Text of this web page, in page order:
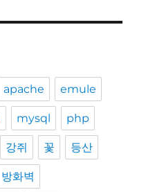
apache emule
mysql php
강쥐 꽃 등산
방화벽